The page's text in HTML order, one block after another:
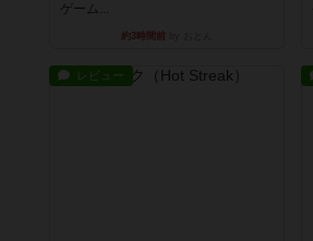
ゲーム...
約3時間前
レビュー